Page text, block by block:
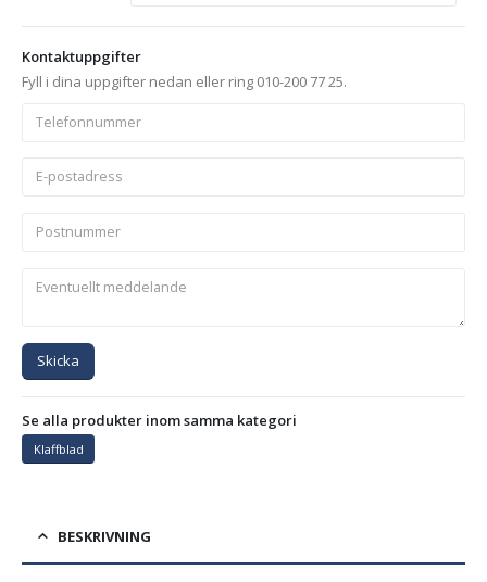
Kontaktuppgifter
Fyll i dina uppgifter nedan eller ring 010-200 77 25.
Skicka
Se alla produkter inom samma kategori
Klaffblad
BESKRIVNING